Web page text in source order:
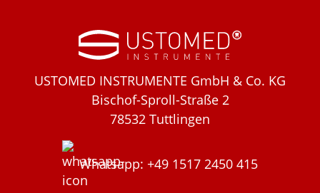
USTOMED INSTRUMENTE GmbH & Co. KG
Bischof-Sproll-Straße 2
78532 Tuttlingen
Whatsapp: +49 1517 2450 415